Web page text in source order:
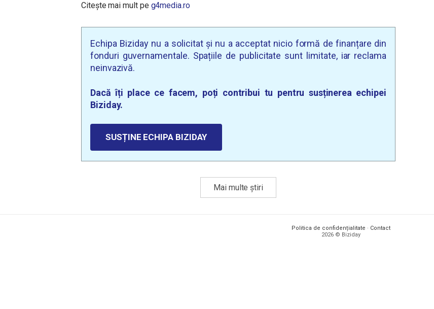
Citește mai mult pe g4media.ro
Echipa Biziday nu a solicitat și nu a acceptat nicio formă de finanțare din
fonduri guvernamentale. Spațiile de publicitate sunt limitate, iar reclama
neinvazivă.
Dacă îți place ce facem, poți contribui tu pentru susținerea echipei
Biziday.
SUSȚINE ECHIPA BIZIDAY
Mai multe știri
Politica de confidențialitate · Contact
2026 © Biziday